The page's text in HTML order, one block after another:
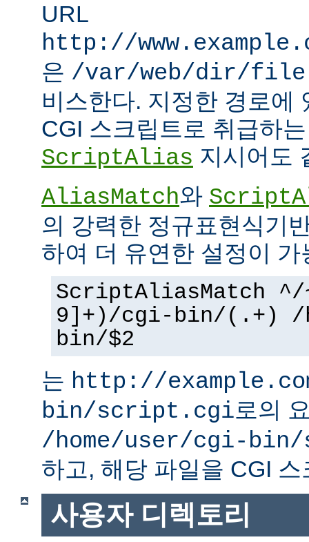
URL
http://
은 /var/web/dir/
비스한다. 지정한 경로에
CGI 스크립트로 취급하
ScriptAlias 지시어도
AliasMatch와
의 강력한 정규표현식기
하여 더 유연한 설정이
ScriptAliasMatch
9]+)/cgi-bin/(.+) /
bin/$2
는 http://
bin/script.cgi로의
/home/user/cgi-
하고, 해당 파일을 CGI
사용자 디렉토리